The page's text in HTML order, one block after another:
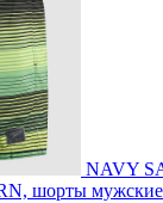
NAVY
шорты мужские